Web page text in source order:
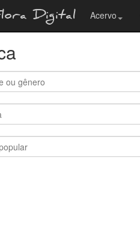
Digital Acervo